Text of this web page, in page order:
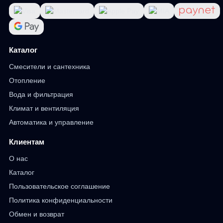
Каталог
Смесители и сантехника
Отопление
Вода и фильтрация
Климат и вентиляция
Автоматика и управление
Клиентам
О нас
Каталог
Пользовательское соглашение
Политика конфиденциальности
Обмен и возврат